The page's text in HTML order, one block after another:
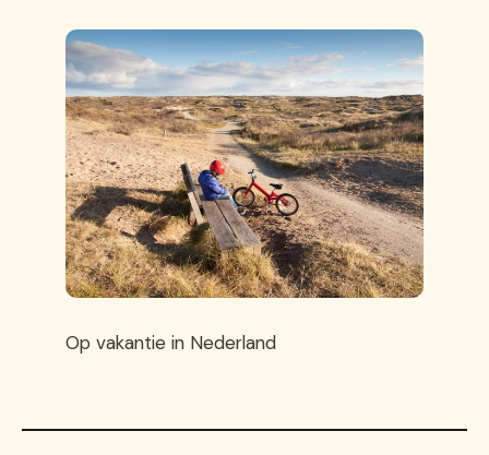
Op vakantie in Nederland